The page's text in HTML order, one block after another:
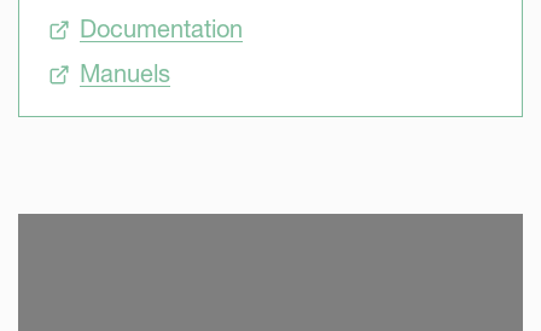
Documentation
Manuels